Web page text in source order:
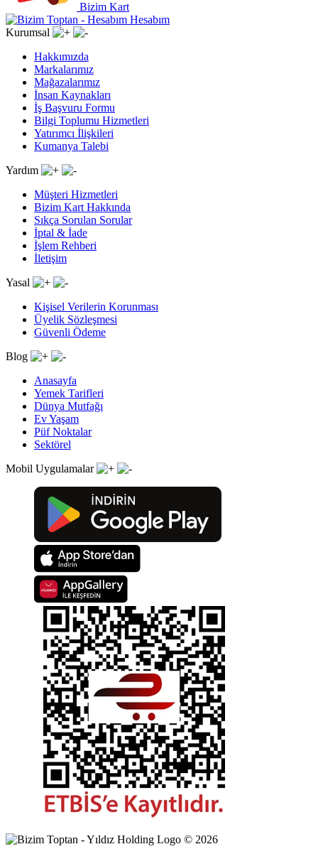
Bizim Kart
Hesabım
Kurumsal
Hakkımızda
Markalarımız
Mağazalarımız
İnsan Kaynakları
İş Başvuru Formu
Bilgi Toplumu Hizmetleri
Yatırımcı İlişkileri
Kumanya Talebi
Yardım
Müşteri Hizmetleri
Bizim Kart Hakkında
Sıkça Sorulan Sorular
İptal & İade
İşlem Rehberi
İletişim
Yasal
Kişisel Verilerin Korunması
Üyelik Sözleşmesi
Güvenli Ödeme
Blog
Anasayfa
Yemek Tarifleri
Dünya Mutfağı
Ev Yaşam
Püf Noktalar
Sektörel
Mobil Uygulamalar
© 2026